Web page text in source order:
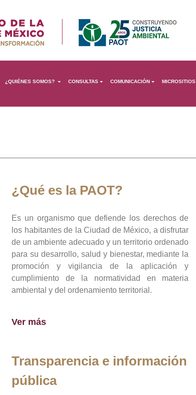
¿QUIÉNES SOMOS? CONSULTAS COMUNICACIÓN MICROSITIOS
¿Qué es la PAOT?
Es un organismo que defiende los derechos de
los habitantes de la Ciudad de México, a disfrutar
de un ambiente adecuado y un territorio ordenado
para su desarrollo, salud y bienestar, mediante la
promoción y vigilancia de la aplicación y
cumplimiento de la normatividad en materia
ambiental y del ordenamiento territorial.
Ver más
Transparencia e información
pública